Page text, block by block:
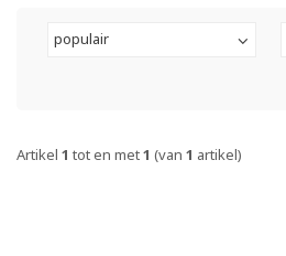
populair
Artikel 1 tot en met1 (van 1 artikel)